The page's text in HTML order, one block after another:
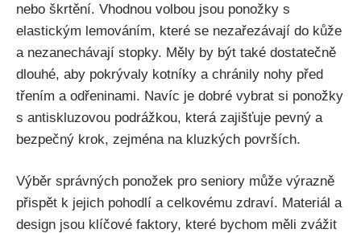
nebo škrtění. Vhodnou volbou jsou ponožky s
elastickým lemováním, které se nezařezávají do kůže
a nezanechávají stopky. Měly by být také dostatečně
dlouhé, aby pokrývaly kotníky a chránily nohy před
třením a odřeninami. Navíc je dobré vybrat si ponožky
s antiskluzovou podrážkou, která zajišťuje pevný a
bezpečný krok, zejména na kluzkých površích.
Výběr správných ponožek pro seniory může výrazně
přispět k jejich pohodlí a celkovému zdraví. Materiál a
design jsou klíčové faktory, které bychom měli zvážit